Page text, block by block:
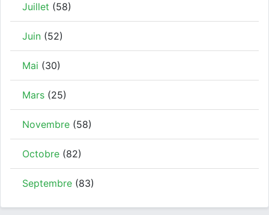
Juillet (58)
Juin (52)
Mai (30)
Mars (25)
Novembre (58)
Octobre (82)
Septembre (83)